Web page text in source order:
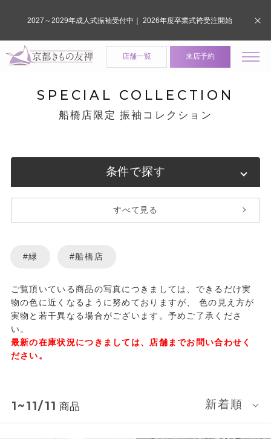
店舗一覧 来店予約
SPECIAL COLLECTION
船橋店限定 振袖コレクション
条件で探す
すべて見る
#緑 #船橋店
ご覧頂いている商品の写真につきましては、できるだけ実
物の色に近くなるように努めておりますが、
色の見え方が
実物と若干異なる場合がございます。予めご了承くださ
い。
最新の在庫状況につきましては、店舗までお問い合わせく
ださい。
1~11/11 商品 新着順
2027～2029年成人式振袖受付中｜ 2026年度卒業式袴受注開始